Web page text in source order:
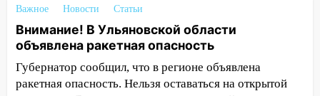
передумать увольняться, если им
повысят зарплату
14:01
Инсценировали ДТП и получили
более 4,6 миллиона рублей: перед
судом предстанет банда
Важное Новости Статьи
Внимание! В Ульяновской области
объявлена ракетная опасность
Губернатор сообщил, что в регионе объявлена
ракетная опасность. Нельзя оставаться на открытой